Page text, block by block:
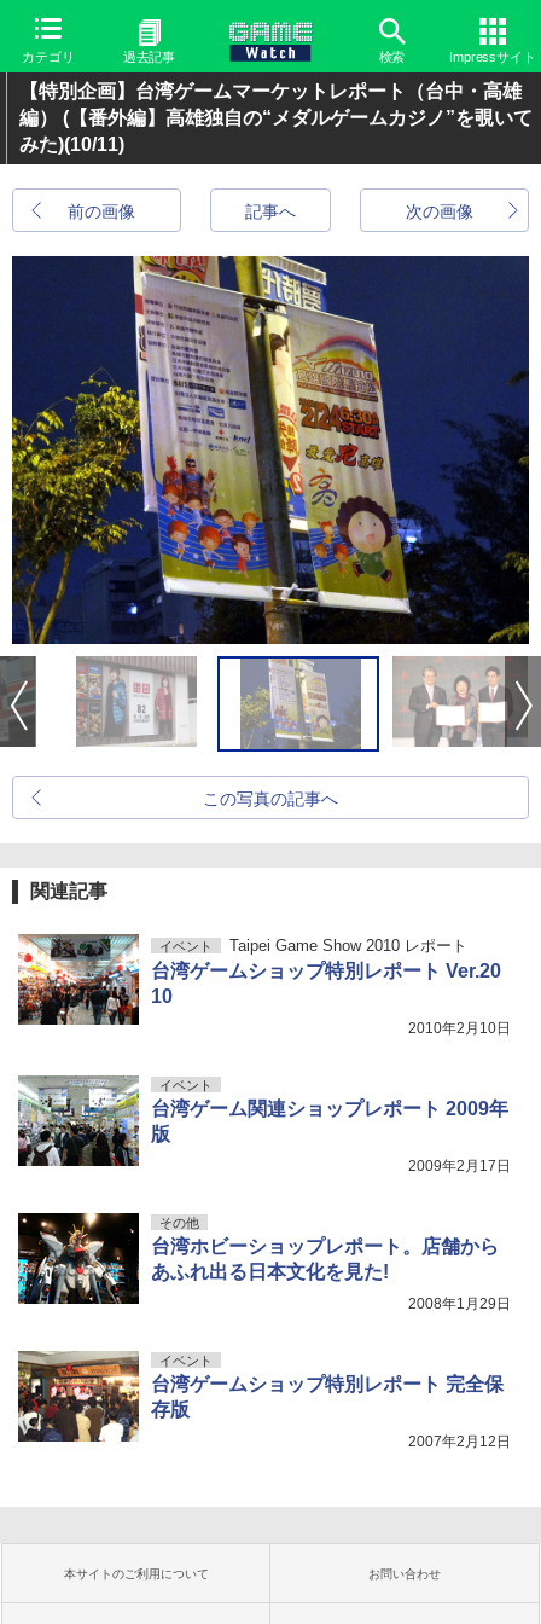
カテゴリ 過去記事 検索 Impressサイト
【特別企画】台湾ゲームマーケットレポート（台中・高雄
編） (【番外編】高雄独自の“メダルゲームカジノ”を覗いて
みた)(10/11)
前の画像 次の画像
記事へ
この写真の記事へ
関連記事
イベント Taipei Game Show 2010 レポート
台湾ゲームショップ特別レポート Ver.20
10
2010年2月10日
イベント
台湾ゲーム関連ショップレポート 2009年
版
2009年2月17日
その他
台湾ホビーショップレポート。店舗から
あふれ出る日本文化を見た!
2008年1月29日
イベント
台湾ゲームショップ特別レポート 完全保
存版
2007年2月12日
本サイトのご利用について お問い合わせ